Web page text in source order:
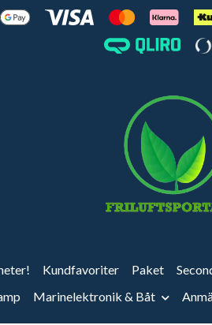
Kundfavoriter Paket
Marinelektronik & Båt